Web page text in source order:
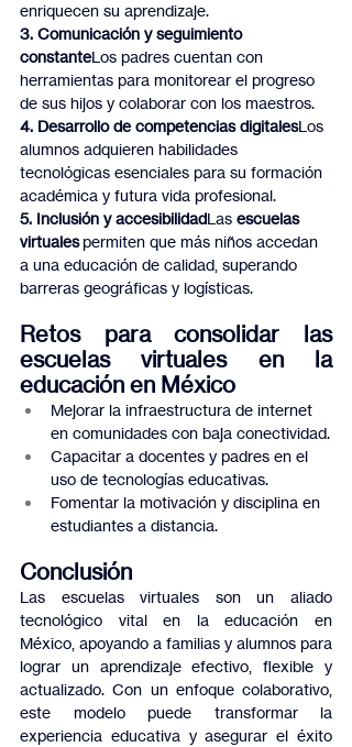
enriquecen su aprendizaje.
3. Comunicación y seguimiento
constanteLos padres cuentan con
herramientas para monitorear el progreso
de sus hijos y colaborar con los maestros.
4. Desarrollo de competencias digitalesLos
alumnos adquieren habilidades
tecnológicas esenciales para su formación
académica y futura vida profesional.
5. Inclusión y accesibilidadLas escuelas
virtuales permiten que más niños accedan
a una educación de calidad, superando
barreras geográficas y logísticas.
Retos para consolidar las
escuelas virtuales en la
educación en México
Mejorar la infraestructura de internet
en comunidades con baja conectividad.
Capacitar a docentes y padres en el
uso de tecnologías educativas.
Fomentar la motivación y disciplina en
estudiantes a distancia.
Conclusión
Las escuelas virtuales son un aliado
tecnológico vital en la educación en
México, apoyando a familias y alumnos para
lograr un aprendizaje efectivo, flexible y
actualizado. Con un enfoque colaborativo,
este modelo puede transformar la
experiencia educativa y asegurar el éxito